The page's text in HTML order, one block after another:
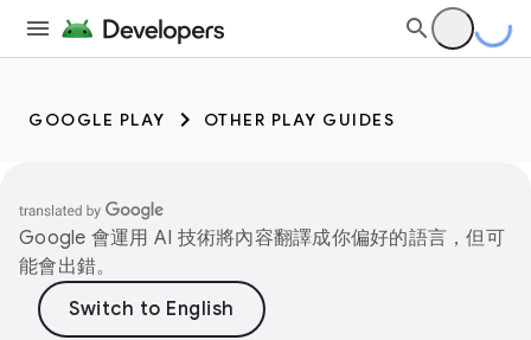
GOOGLE PLAY OTHER PLAY GUIDES
Google 會運用 AI 技術將內容翻譯成你偏好的語言，但可
能會出錯。